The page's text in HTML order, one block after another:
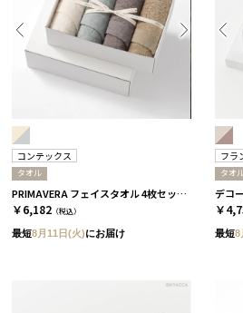
コンテックス
タオル
PRIMAVERA フェイスタオル 4枚セット［コンテックス］
￥6,182 （税込）
最短8月11日(火)にお届け
フラ
タオ
￥
最短8